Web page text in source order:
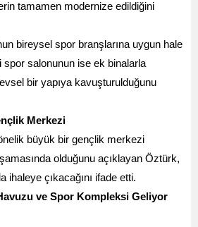
tamamen modernize edildiğini
bireysel spor branşlarına uygun hale
spor salonunun ise ek binalarla
bir yapıya kavuşturulduğunu
Merkezi
büyük bir gençlik merkezi
olduğunu açıklayan Öztürk,
ihaleye çıkacağını ifade etti.
ve Spor Kompleksi Geliyor